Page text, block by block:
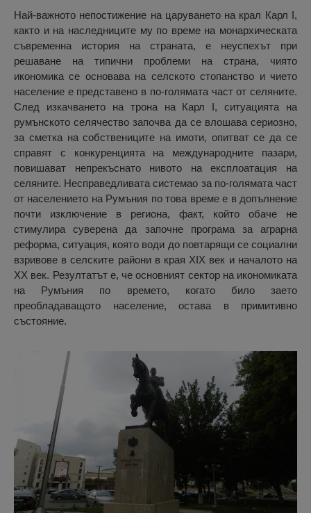
Най-важното непостижение на царуването на крал Карл I,
както и на наследниците му по време на монархическата
съвременна история на страната, е неуспехът при
решаване на типични проблеми на страна, чиято
икономика се основава на селското стопанство и чието
население е представено в по-голямата част от селяните.
След изкачването на трона на Карл I, ситуацията на
румънското селячество започва да се влошава сериозно,
за сметка на собствениците на имоти, опитват се да се
справят с конкуренцията на международните пазари,
повишават непрекъснато нивото на експлоатация на
селяните. Несправедливата системао за по-голямата част
от населението на Румъния по това време е в допълнение
почти изключение в региона, факт, който обаче не
стимулира суверена да започне програма за аграрна
реформа, ситуация, която води до повтарящи се социални
взривове в селските райони в края XIX век и началото на
ХХ век. Резултатът е, че основният сектор на икономиката
на Румъния по времето, когато било заето
преобладаващото население, остава в примитивно
състояние.